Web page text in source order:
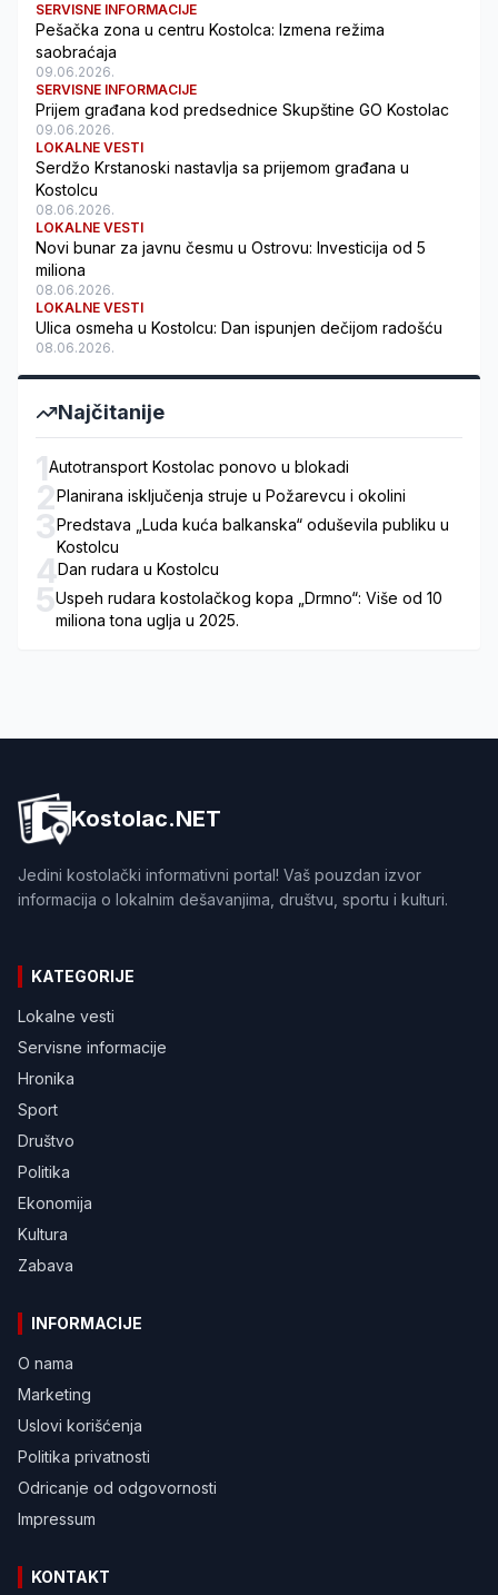
SERVISNE INFORMACIJE
Pešačka zona u centru Kostolca: Izmena režima
saobraćaja
09.06.2026.
SERVISNE INFORMACIJE
Prijem građana kod predsednice Skupštine GO Kostolac
09.06.2026.
LOKALNE VESTI
Serdžo Krstanoski nastavlja sa prijemom građana u
Kostolcu
08.06.2026.
LOKALNE VESTI
Novi bunar za javnu česmu u Ostrovu: Investicija od 5
miliona
08.06.2026.
LOKALNE VESTI
Ulica osmeha u Kostolcu: Dan ispunjen dečijom radošću
08.06.2026.
Najčitanije
1Autotransport Kostolac ponovo u blokadi
2Planirana isključenja struje u Požarevcu i okolini
3Predstava „Luda kuća balkanska“ oduševila publiku u
Kostolcu
4Dan rudara u Kostolcu
5Uspeh rudara kostolačkog kopa „Drmno“: Više od 10
miliona tona uglja u 2025.
Kostolac.NET
Jedini kostolački informativni portal! Vaš pouzdan izvor
informacija o lokalnim dešavanjima, društvu, sportu i kulturi.
KATEGORIJE
Lokalne vesti
Servisne informacije
Hronika
Sport
Društvo
Politika
Ekonomija
Kultura
Zabava
INFORMACIJE
O nama
Marketing
Uslovi korišćenja
Politika privatnosti
Odricanje od odgovornosti
Impressum
KONTAKT